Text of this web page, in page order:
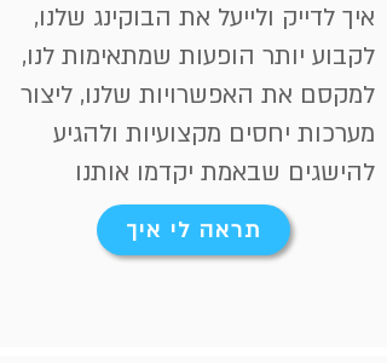
איך לדייק ולייעל את הבוקינג שלנו,
לקבוע יותר הופעות שמתאימות לנו,
למקסם את האפשרויות שלנו, ליצור
מערכות יחסים מקצועיות ולהגיע
להישגים שבאמת יקדמו אותנו
תראה לי איך